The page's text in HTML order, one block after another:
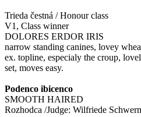
Trieda čestná / Honour class
V1, Class winner
DOLORES ERDOR IRIS
narrow standing canines, lovey
ex. topline, especialy the croup,
set, moves easy.
Podenco ibicenco
SMOOTH HAIRED
Rozhodca /Judge: Wilfriede